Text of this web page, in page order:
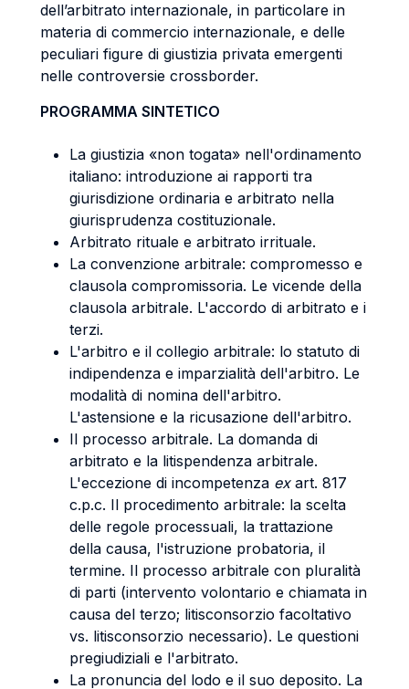
dell’arbitrato internazionale, in particolare in
materia di commercio internazionale, e delle
peculiari figure di giustizia privata emergenti
nelle controversie crossborder.
PROGRAMMA SINTETICO
La giustizia «non togata» nell'ordinamento
italiano: introduzione ai rapporti tra
giurisdizione ordinaria e arbitrato nella
giurisprudenza costituzionale.
Arbitrato rituale e arbitrato irrituale.
La convenzione arbitrale: compromesso e
clausola compromissoria. Le vicende della
clausola arbitrale. L'accordo di arbitrato e i
terzi.
L'arbitro e il collegio arbitrale: lo statuto di
indipendenza e imparzialità dell'arbitro. Le
modalità di nomina dell'arbitro.
L'astensione e la ricusazione dell'arbitro.
Il processo arbitrale. La domanda di
arbitrato e la litispendenza arbitrale.
L'eccezione di incompetenza exart. 817
c.p.c. Il procedimento arbitrale: la scelta
delle regole processuali, la trattazione
della causa, l'istruzione probatoria, il
termine. Il processo arbitrale con pluralità
di parti (intervento volontario e chiamata in
causa del terzo; litisconsorzio facoltativo
vs. litisconsorzio necessario). Le questioni
pregiudiziali e l'arbitrato.
La pronuncia del lodo e il suo deposito. La